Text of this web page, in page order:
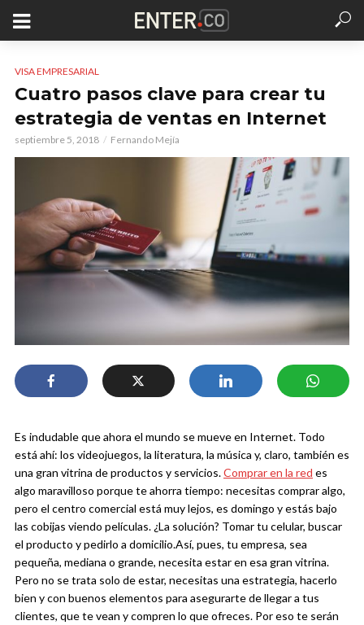
VISA EMPRESARIAL
Cuatro pasos clave para crear tu
estrategia de ventas en Internet
septiembre 5, 2018 Fernando Mejía
Es indudable que ahora el mundo se mueve en Internet. Todo
está ahí: los videojuegos, la literatura, la música y, claro, también es
una gran vitrina de productos y servicios.Comprar en la red es
algo maravilloso porque te ahorra tiempo: necesitas comprar algo,
pero el centro comercial está muy lejos, es domingo y estás bajo
las cobijas viendo películas. ¿La solución? Tomar tu celular, buscar
el producto y pedirlo a domicilio.Así, pues, tu empresa, sea
pequeña, mediana o grande, necesita estar en esa gran vitrina.
Pero no se trata solo de estar, necesitas una estrategia, hacerlo
bien y con buenos elementos para asegurarte de llegar a tus
clientes, que te vean y compren lo que ofreces. Por eso te serán